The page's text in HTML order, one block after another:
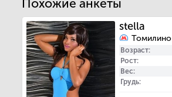
Похожие анкеты
stella
Томилино
Возраст
Рост
Вес
Грудь